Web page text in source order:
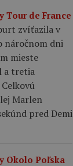
Tour de France
zvíťazila v
náročnom dni
mieste
a tretia
Marlen
pred Demi
Okolo Poľska